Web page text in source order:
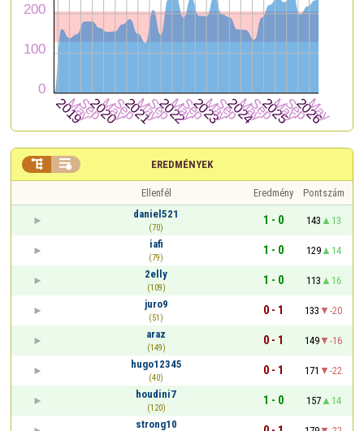
EREDMÉNYEK
 
Ellenfél Eredmény
Pontszám
daniel521
(70)
1 - 0 143
13
iafi
(79)
1 - 0 129
14
2elly
(109)
1 - 0 113
16
juro9
(51)
0 - 1 133
-20
araz
(149)
0 - 1 149
-16
hugo12345
(40)
0 - 1 171
-22
houdini7
(120)
1 - 0 157
14
strong10